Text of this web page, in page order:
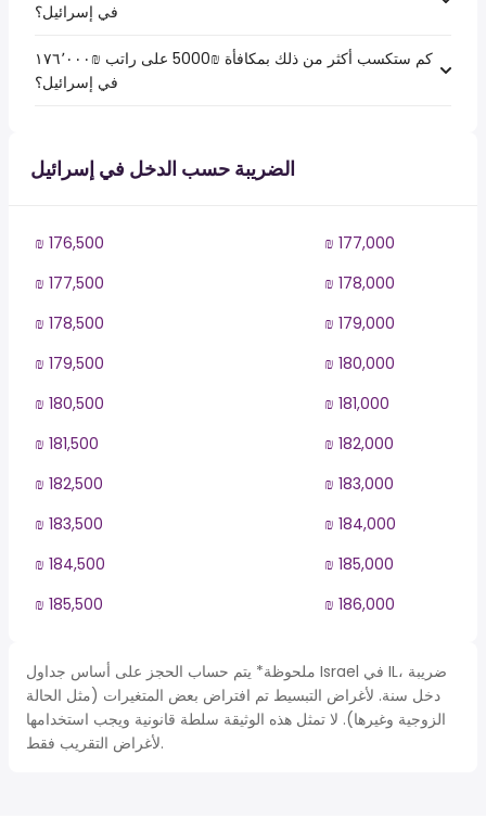
في إسرائيل؟
كم ستكسب أكثر من ذلك بمكافأة ₪5000 على راتب ₪‏١٧٦٬٠٠٠
في إسرائيل؟
الضريبة حسب الدخل في إسرائيل
₪ 176,500
₪ 177,000
₪ 177,500
₪ 178,000
₪ 178,500
₪ 179,000
₪ 179,500
₪ 180,000
₪ 180,500
₪ 181,000
₪ 181,500
₪ 182,000
₪ 182,500
₪ 183,000
₪ 183,500
₪ 184,000
₪ 184,500
₪ 185,000
₪ 185,500
₪ 186,000
ملحوظة* يتم حساب الحجز على أساس جداول Israel في IL، ضريبة
دخل سنة. لأغراض التبسيط تم افتراض بعض المتغيرات (مثل الحالة
الزوجية وغيرها). لا تمثل هذه الوثيقة سلطة قانونية ويجب استخدامها
لأغراض التقريب فقط.